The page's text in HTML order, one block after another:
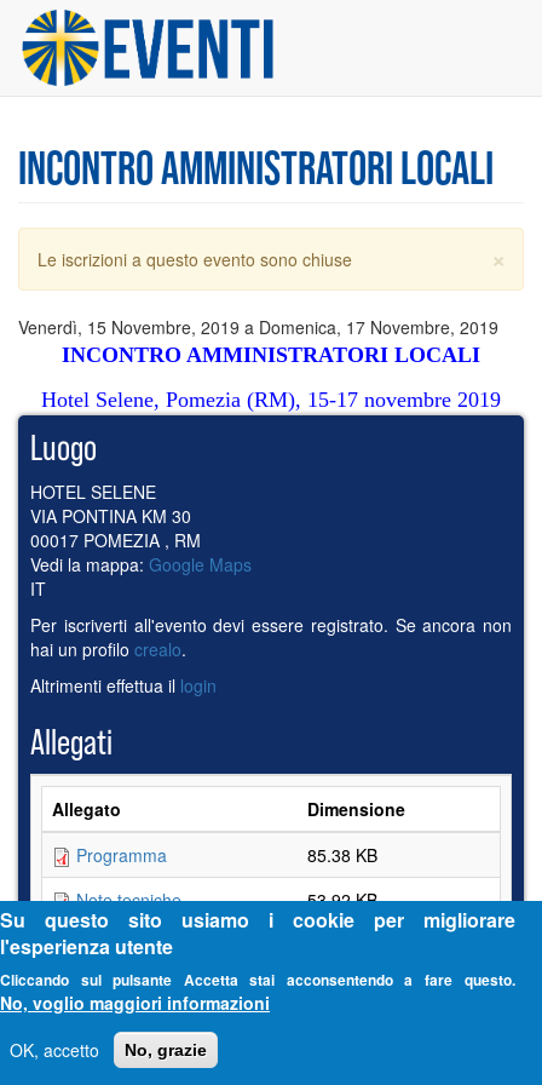
Salta
contenuto
principale
INCONTRO AMMINISTRATORI LOCALI
×
Messaggio
Le iscrizioni a questo evento sono chiuse
Venerdì, 15 Novembre, 2019 a Domenica, 17 Novembre, 2019
INCONTRO AMMINISTRATORI LOCALI
Hotel Selene, Pomezia (RM), 15-17 novembre 2019
Luogo
HOTEL SELENE
VIA PONTINA KM 30
00017 POMEZIA , RM
Vedi la mappa: Google Maps
IT
Per iscriverti all'evento devi essere registrato. Se ancora non
hai un profilo crealo.
Altrimenti effettua il login
Allegati
Allegato
Dimensione
Programma
85.38 KB
Note tecniche
53.92 KB
Lettera
Su questo sito usiamo i cookie per migliorare
l'esperienza utente
Cliccando sul pulsante Accetta stai acconsentendo a fare questo.
No, voglio maggiori informazioni
OK, accetto
No, grazie